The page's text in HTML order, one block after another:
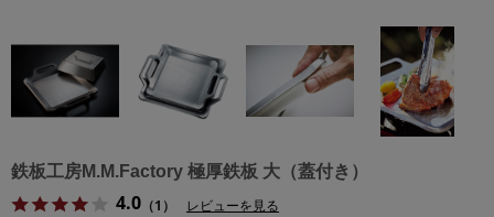
鉄板工房M.M.Factory 極厚鉄板 大（蓋付き）
4.0 （1） レビューを見る